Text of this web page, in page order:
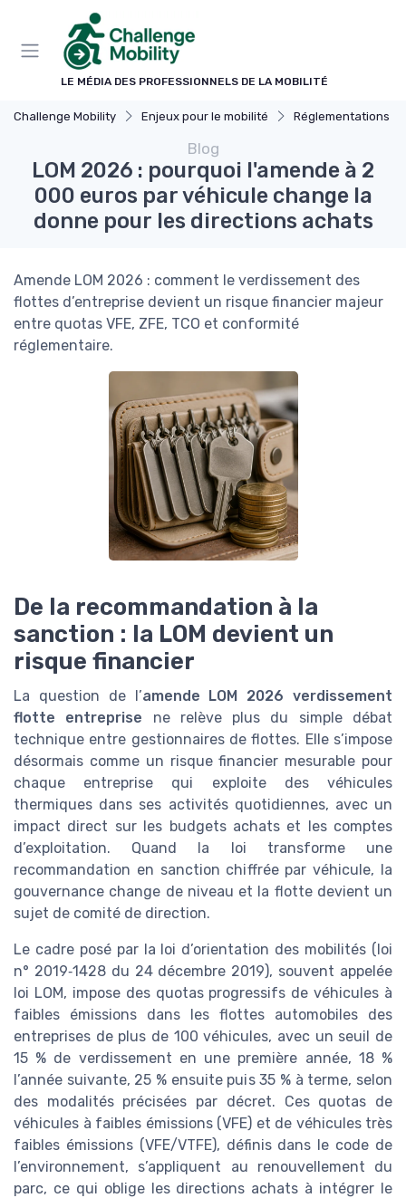
LE MÉDIA DES PROFESSIONNELS DE LA MOBILITÉ
Challenge Mobility Enjeux pour le mobilité Réglementations &
Blog
LOM 2026 : pourquoi l'amende à 2
000 euros par véhicule change la
donne pour les directions achats
Amende LOM 2026 : comment le verdissement des
flottes d’entreprise devient un risque financier majeur
entre quotas VFE, ZFE, TCO et conformité
réglementaire.
De la recommandation à la
sanction : la LOM devient un
risque financier
La question de l’amende LOM 2026 verdissement
flotte entreprise ne relève plus du simple débat
technique entre gestionnaires de flottes. Elle s’impose
désormais comme un risque financier mesurable pour
chaque entreprise qui exploite des véhicules
thermiques dans ses activités quotidiennes, avec un
impact direct sur les budgets achats et les comptes
d’exploitation. Quand la loi transforme une
recommandation en sanction chiffrée par véhicule, la
gouvernance change de niveau et la flotte devient un
sujet de comité de direction.
Le cadre posé par la loi d’orientation des mobilités (loi
n° 2019‑1428 du 24 décembre 2019), souvent appelée
loi LOM, impose des quotas progressifs de véhicules à
faibles émissions dans les flottes automobiles des
entreprises de plus de 100 véhicules, avec un seuil de
15 % de verdissement en une première année, 18 %
l’année suivante, 25 % ensuite puis 35 % à terme, selon
des modalités précisées par décret. Ces quotas de
véhicules à faibles émissions (VFE) et de véhicules très
faibles émissions (VFE/VTFE), définis dans le code de
l’environnement, s’appliquent au renouvellement du
parc, ce qui oblige les directions achats à intégrer le
Panneau de gestion des cookies